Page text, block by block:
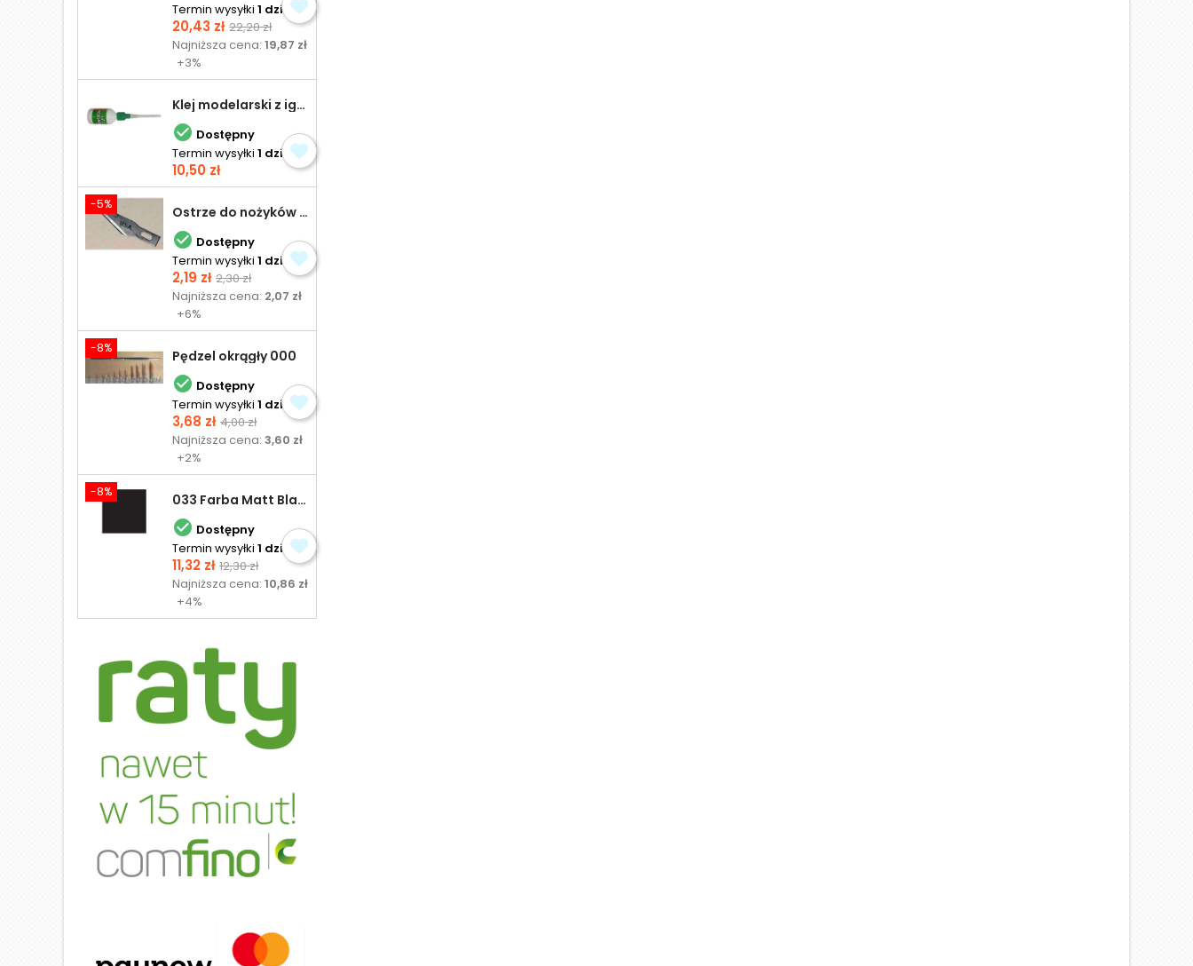
Termin wysyłki 1 dzień
Cena
20,43 zł Cena
podstawowa
22,20 zł
Najniższa cena:19,87 zł
+3%
Klej modelarski z igłą 30 ml
 Dostępny
Termin wysyłki 1 dzień
Cena
10,50 zł
-5% Ostrze do nożyków Excel
 Dostępny
Termin wysyłki 1 dzień
Cena
2,19 zł Cena
podstawowa
2,30 zł
Najniższa cena: 2,07 zł
+6%
-8% Pędzel okrągły 000
 Dostępny
Termin wysyłki 1 dzień
Cena
3,68 zł Cena
podstawowa
4,00 zł
Najniższa cena:3,60 zł
+2%
-8% 033 Farba Matt Black - olejna
 Dostępny
Termin wysyłki 1 dzień
Cena
11,32 zł Cena
podstawowa
12,30 zł
Najniższa cena:10,86 zł
+4%